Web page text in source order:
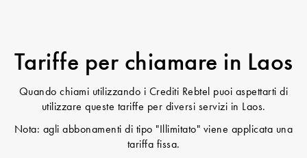
Tariffe per chiamare in Laos
Quando chiami utilizzando i Crediti Rebtel puoi aspettarti di
utilizzare queste tariffe per diversi servizi in Laos.
Nota: agli abbonamenti di tipo "Illimitato" viene applicata una
tariffa fissa.